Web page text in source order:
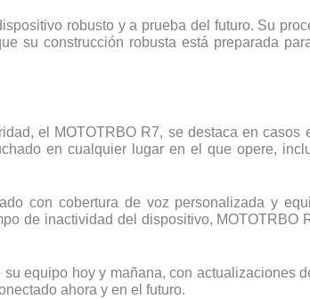
robusto y a prueba del futuro. Su
su construcción robusta está preparada
el MOTOTRBO R7, se destaca en casos
en cualquier lugar en el que opere,
con cobertura de voz personalizada y
de inactividad del dispositivo, MOTOTRBO
equipo hoy y mañana, con actualizaciones
ahora y en el futuro.